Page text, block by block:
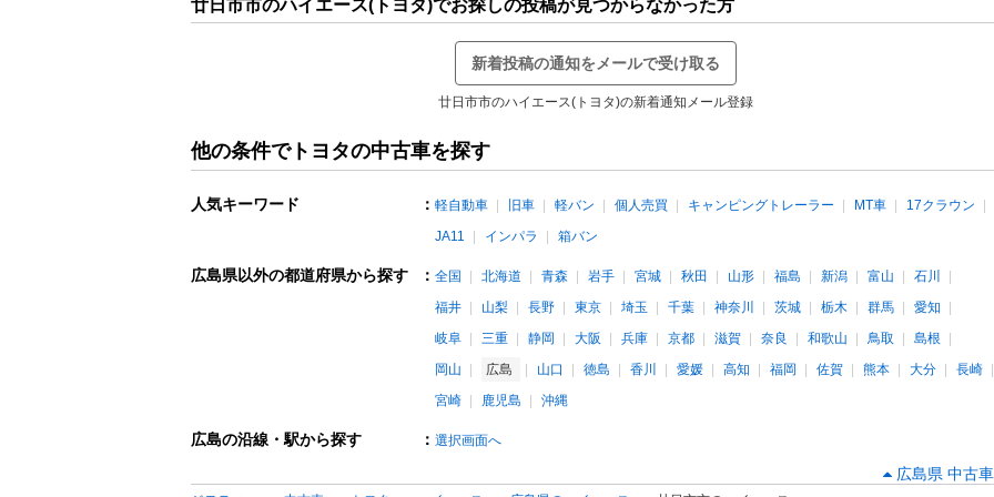
廿日市市のハイエース(トヨタ)でお探しの投稿が見つからなかった方
新着投稿の通知をメールで受け取る
廿日市市のハイエース(トヨタ)の新着通知メール登録
他の条件でトヨタの中古車を探す
人気キーワード ： 軽自動車 旧車 軽バン 個人売買 キャンピングトレーラー MT車
17クラウン
JA11
インパラ 箱バン
広島県以外の都道府県から探す ： 全国 北海道 青森 岩手 宮城 秋田 山形 福島 新潟 富山
石川
福井
山梨 長野 東京 埼玉 千葉 神奈川 茨城 栃木 群馬
愛知
岐阜
三重 静岡 大阪 兵庫 京都 滋賀 奈良 和歌山 鳥取
島根
岡山
広島 山口 徳島 香川 愛媛 高知 福岡 佐賀 熊本 大分
長崎
宮崎
鹿児島 沖縄
広島の沿線・駅から探す ： 選択画面へ
広島県 中古